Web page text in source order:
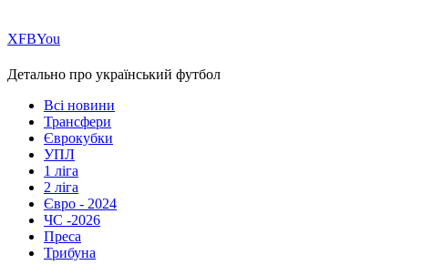
ХFBYou
Детально про український футбол
Всі новини
Трансфери
Єврокубки
УПЛ
1 ліга
2 ліга
Євро - 2024
ЧС -2026
Преса
Трибуна